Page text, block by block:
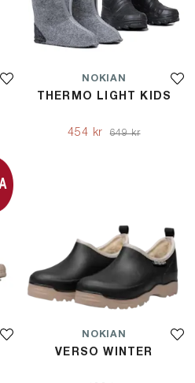
NOKIAN
THERMO LIGHT KIDS
454 kr 649 kr
NOKIAN
VERSO WINTER